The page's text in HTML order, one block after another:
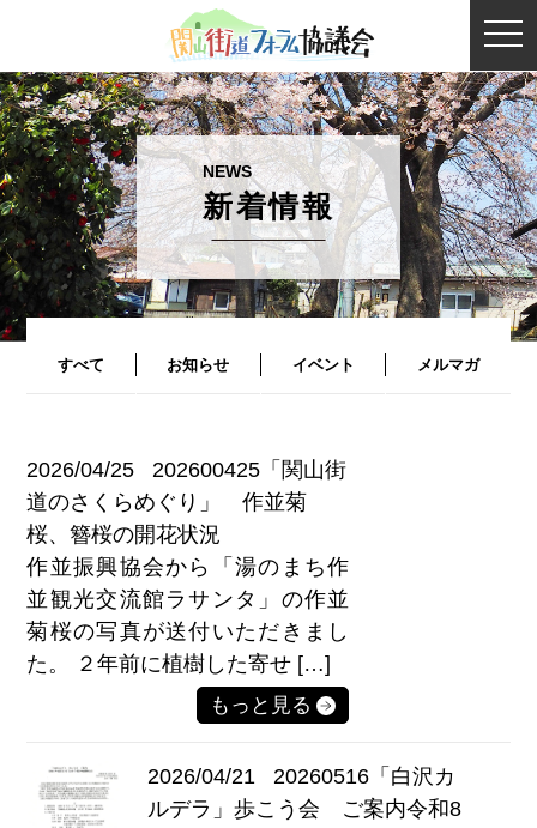
新着情報
すべて お知らせ イベント メルマガ
2026/04/25
202600425「関山街
道のさくらめぐり」 作並菊
桜、簪桜の開花状況
作並振興協会から「湯のまち作
並観光交流館ラサンタ」の作並
菊桜の写真が送付いただきまし
た。 ２年前に植樹した寄せ […]
もっと見る
2026/04/21
20260516「白沢カ
ルデラ」歩こう会 ご案内令和8